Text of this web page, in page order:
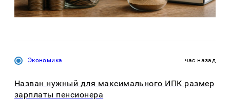
Экономика час назад
Назван нужный для максимального ИПК размер
зарплаты пенсионера